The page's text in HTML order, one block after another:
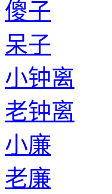
傻子
呆子
小钟离
老钟离
小廉
老廉